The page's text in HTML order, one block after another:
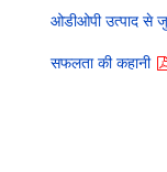
ओडीओपी उत्पाद से
सफलता की कहानी